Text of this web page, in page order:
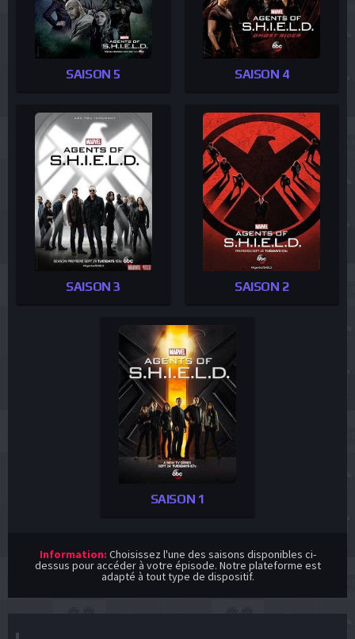
SAISON 5 SAISON 4
SAISON 3 SAISON 2
SAISON 1
Information: Choisissez l'une des saisons disponibles ci-
dessus pour accéder à votre épisode. Notre plateforme est
adapté à tout type de dispositif.